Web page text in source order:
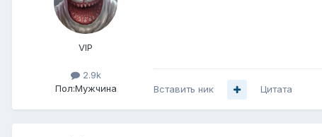
VIP
2.9k
Пол:Мужчина Вставить ник Цитата